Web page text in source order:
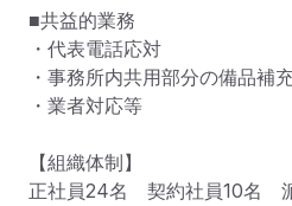
■共益的業務
・代表電話応対
・事務所内共用部分の備品補
・業者対応等
【組織体制】
正社員24名　契約社員10名　